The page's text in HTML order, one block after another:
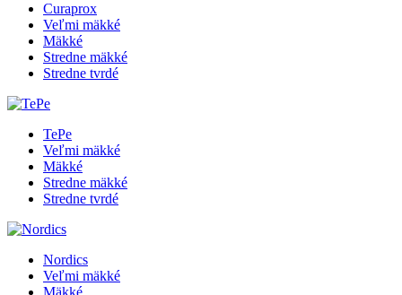
Curaprox
Veľmi mäkké
Mäkké
Stredne mäkké
Stredne tvrdé
TePe
Veľmi mäkké
Mäkké
Stredne mäkké
Stredne tvrdé
Nordics
Veľmi mäkké
Mäkké